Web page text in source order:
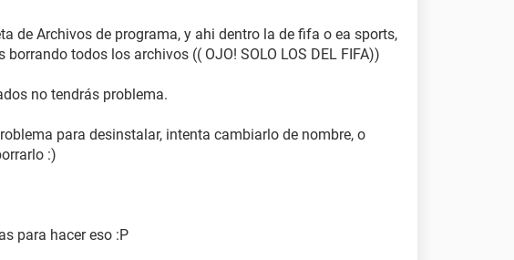
de Archivos de programa, y ahi dentro la de fifa o ea sports,
todos los archivos (( OJO! SOLO LOS DEL FIFA))
no tendrás problema.
para desinstalar, intenta cambiarlo de nombre, o
:)
para hacer eso :P